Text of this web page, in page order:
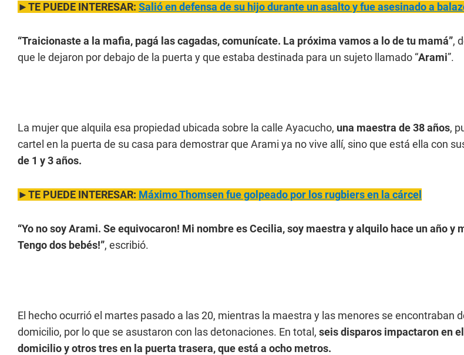
►TE PUEDE INTERESAR: Salió en defensa de su hijo durante un asalto y fue asesinado a
“Traicionaste a la mafia, pagá las cagadas, comunícate. La próxima vamos a lo de tu mamá”,
que le dejaron por debajo de la puerta y que estaba destinada para un sujeto llamado “Arami”.
La mujer que alquila esa propiedad ubicada sobre la calle Ayacucho, una maestra de 38 años,
cartel en la puerta de su casa para demostrar que Arami ya no vive allí, sino que está ella con
de 1 y 3 años.
►TE PUEDE INTERESAR: Máximo Thomsen fue golpeado por los rugbiers en la cárcel
“Yo no soy Arami. Se equivocaron! Mi nombre es Cecilia, soy maestra y alquilo hace un año y
Tengo dos bebés!”, escribió.
El hecho ocurrió el martes pasado a las 20, mientras la maestra y las menores se encontraban
domicilio, por lo que se asustaron con las detonaciones. En total, seis disparos impactaron en
domicilio y otros tres en la puerta trasera, que está a ocho metros.